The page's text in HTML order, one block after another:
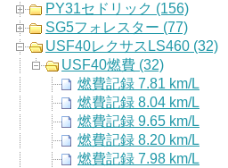
PY31セドリック (156)
SG5フォレスター (77)
USF40レクサスLS460 (32)
USF40燃費 (32)
燃費記録 7.81 km/L
燃費記録 8.04 km/L
燃費記録 9.65 km/L
燃費記録 8.20 km/L
燃費記録 7.98 km/L